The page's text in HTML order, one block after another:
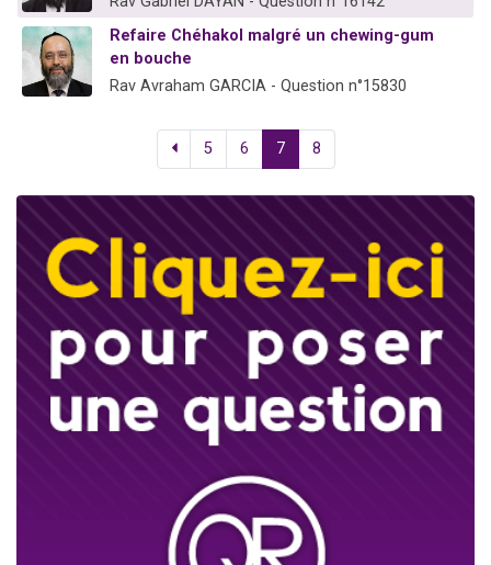
Refaire Chéhakol malgré un chewing-gum
en bouche
Rav Avraham GARCIA - Question n°15830
5 6 7 8